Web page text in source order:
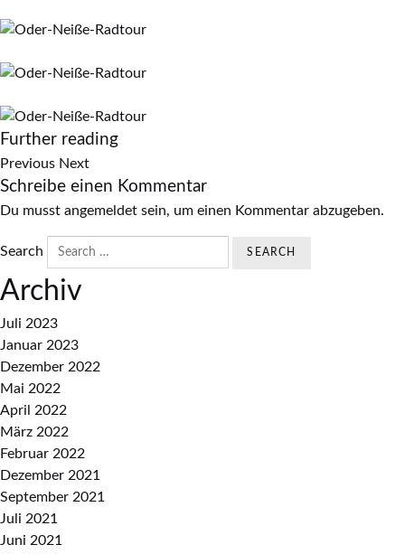
Further reading
Previous Next
Schreibe einen Kommentar
Du musst angemeldet sein, um einen Kommentar abzugeben.
Search
Archiv
Juli 2023
Januar 2023
Dezember 2022
Mai 2022
April 2022
März 2022
Februar 2022
Dezember 2021
September 2021
Juli 2021
Juni 2021